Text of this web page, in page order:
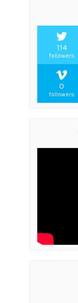
114
followers
0
followers